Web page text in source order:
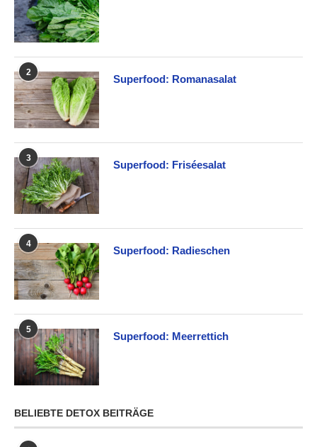
2
Superfood: Romanasalat
3
Superfood: Friséesalat
4
Superfood: Radieschen
5
Superfood: Meerrettich
BELIEBTE DETOX BEITRÄGE